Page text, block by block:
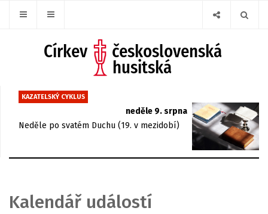
KAZATELSKÝ CYKLUS
neděle 9. srpna
Neděle po svatém Duchu (19. v mezidobí)
Kalendář událostí